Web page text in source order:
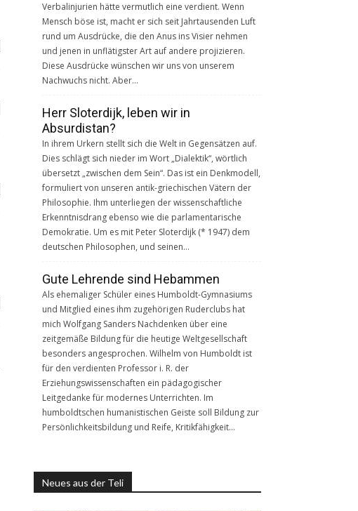
Verbalinjurien hätte vermutlich eine verdient. Wenn
Mensch böse ist, macht er sich seit Jahrtausenden Luft
rund um Ausdrücke, die den Anus ins Visier nehmen
und jenen in unflätigster Art auf andere projizieren.
Diese Ausdrücke wünschen wir uns von unserem
Nachwuchs nicht. Aber…
Herr Sloterdijk, leben wir in
Absurdistan?
In ihrem Urkern stellt sich die Welt in Gegensätzen auf.
Dies schlägt sich nieder im Wort „Dialektik“, wörtlich
übersetzt „zwischen dem Sein“. Das ist ein Denkmodell,
formuliert von unseren antik-griechischen Vätern der
Philosophie. Ihm unterliegen der wissenschaftliche
Erkenntnisdrang ebenso wie die parlamentarische
Demokratie. Um es mit Peter Sloterdijk (* 1947) dem
deutschen Philosophen, und seinen…
Gute Lehrende sind Hebammen
Als ehemaliger Schüler eines Humboldt-Gymnasiums
und Mitglied eines ihm zugehörigen Ruderclubs hat
mich Wolfgang Sanders Nachdenken über eine
zeitgemäße Bildung für die heutige Weltgesellschaft
besonders angesprochen. Wilhelm von Humboldt ist
für den verdienten Professor i. R. der
Erziehungswissenschaften ein pädagogischer
Leitgedanke für modernes Unterrichten. Im
humboldtschen humanistischen Geiste soll Bildung zur
Persönlichkeitsbildung und Reife, Kritikfähigkeit…
Neues aus der Teli